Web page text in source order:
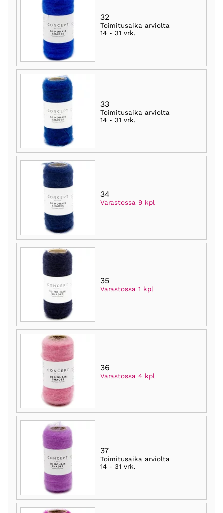
32
Toimitusaika arviolta
14 - 31 vrk.
33
Toimitusaika arviolta
14 - 31 vrk.
34
Varastossa 9 kpl
35
Varastossa 1 kpl
36
Varastossa 4 kpl
37
Toimitusaika arviolta
14 - 31 vrk.